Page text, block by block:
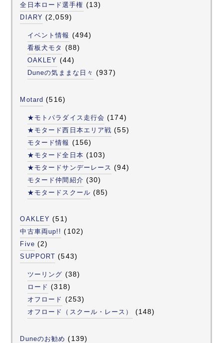
全日本ロード選手権 (13)
DIARY (2,059)
イベント情報 (494)
看板犬モタ (88)
OAKLEY (44)
Duneの気ままな日々 (937)
Motard (516)
★モトパラダイス走行会 (174)
★モタード西日本エリア戦 (55)
モタード情報 (156)
★モタード全日本 (103)
★モタードサンデーレース (94)
モタード仲間紹介 (30)
★モタードスクール (85)
OAKLEY (51)
中古車両up!! (102)
Five (2)
SUPPORT (543)
ツーリング (38)
ロード (318)
オフロード (253)
オフロード（スクール・レース） (148)
Duneのお勧め (139)